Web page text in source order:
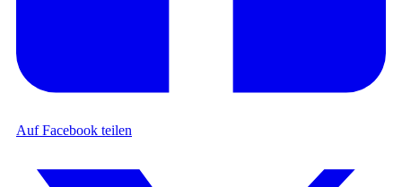
Auf Facebook teilen